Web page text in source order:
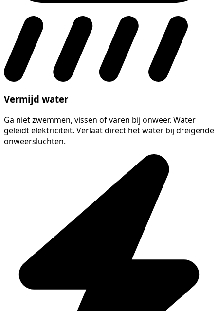
Vermijd water
Ga niet zwemmen, vissen of varen bij onweer. Water
geleidt elektriciteit. Verlaat direct het water bij dreigende
onweersluchten.